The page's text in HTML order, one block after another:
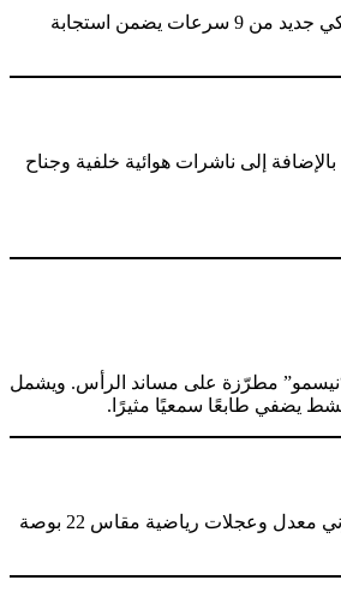
تم ضبط كل محرك يدويًا في منشأة نيسان الشهيرة في إيواكي، اليابان، مع التأكد من دقة خلوص الصمامات وضمان الأداء الأمثل، ويُقترن المحرك بناقل حركة أوتوماتيكي جديد من 9 سرعات يضمن استجابة
إلى ناشرات هوائية خلفية وجناح
مطرّزة على مساند الرأس. ويشمل
يضفي طابعًا سمعيًا مثيرًا.
يوفر نظام التعليق الإلكتروني الجديد من نيسمو تخميدًا متكيفًا تلقائيًا في الوقت الفعلي لتحسين الثبات على الطرق الوعرة والمنعطفات، ويُعزز ذلك بنظام توجيه إلكتروني معدل وعجلات رياضية مقاس 22 بوصة